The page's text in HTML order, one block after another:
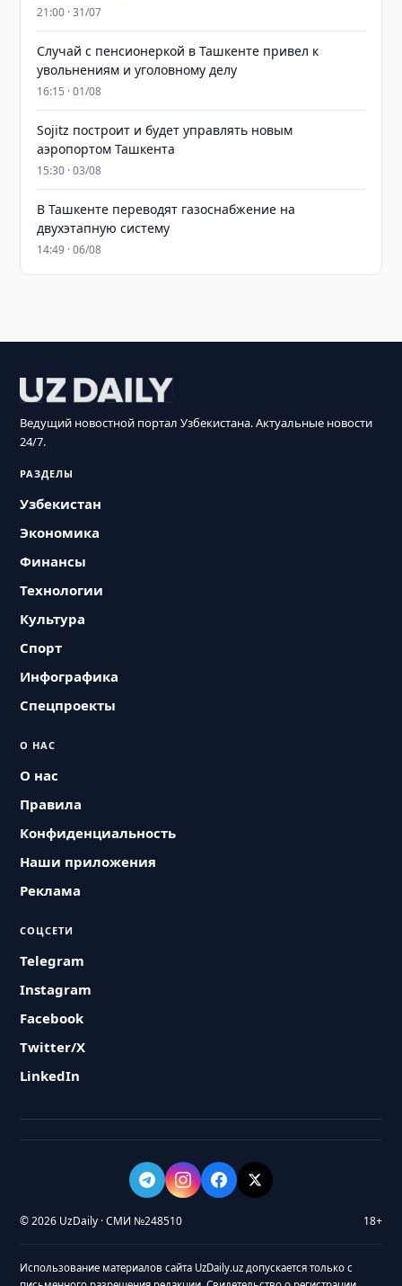
21:00 · 31/07
Случай с пенсионеркой в Ташкенте привел к
увольнениям и уголовному делу
16:15 · 01/08
Sojitz построит и будет управлять новым
аэропортом Ташкента
15:30 · 03/08
В Ташкенте переводят газоснабжение на
двухэтапную систему
14:49 · 06/08
Ведущий новостной портал Узбекистана. Актуальные новости
24/7.
РАЗДЕЛЫ
Узбекистан
Экономика
Финансы
Технологии
Культура
Спорт
Инфографика
Спецпроекты
О НАС
О нас
Правила
Конфиденциальность
Наши приложения
Реклама
СОЦСЕТИ
Telegram
Instagram
Facebook
Twitter/X
LinkedIn
© 2026 UzDaily · СМИ №248510 18+
Использование материалов сайта UzDaily.uz допускается только с